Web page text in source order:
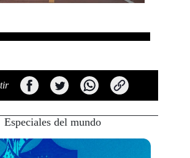
Especiales del mundo